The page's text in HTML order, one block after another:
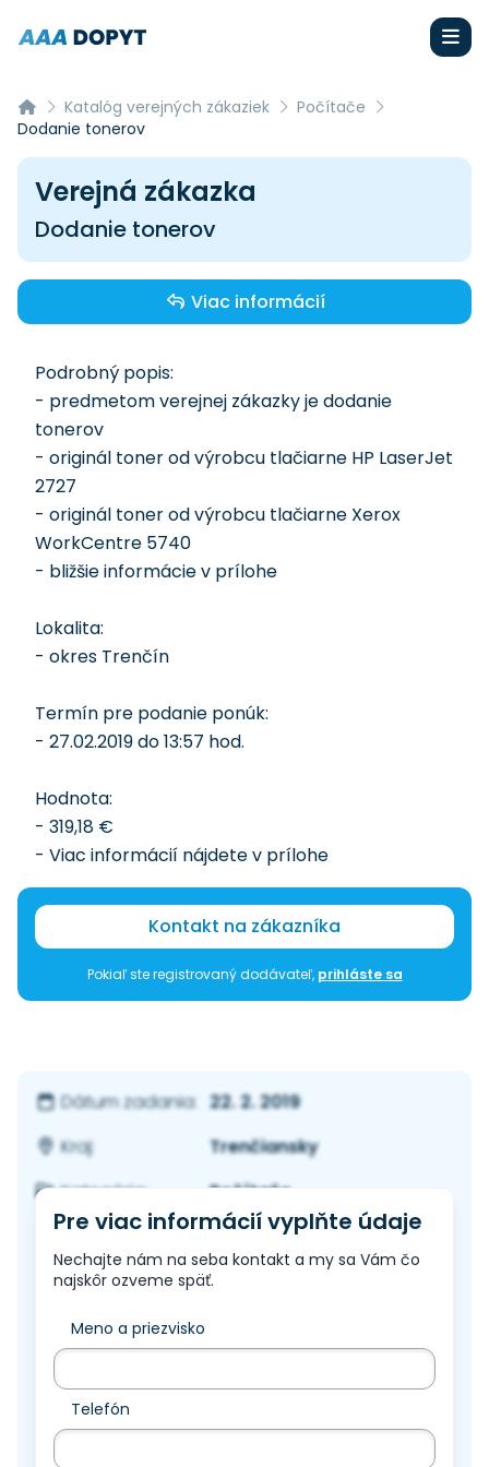
Katalóg verejných zákaziek
Počítače
Dodanie tonerov
Verejná zákazka
Dodanie tonerov
Viac informácií
Podrobný popis:
- predmetom verejnej zákazky je dodanie
tonerov
- originál toner od výrobcu tlačiarne HP LaserJet
2727
- originál toner od výrobcu tlačiarne Xerox
WorkCentre 5740
- bližšie informácie v prílohe
Lokalita:
- okres Trenčín
Termín pre podanie ponúk:
- 27.02.2019 do 13:57 hod.
Hodnota:
- 319,18 €
- Viac informácií nájdete v prílohe
Kontakt na zákazníka
Pokiaľ ste registrovaný dodávateľ, prihláste sa
Dátum zadania: 22. 2. 2019
Kraj:
Trenčiansky
Kategória:
Počítače
Pre viac informácií vyplňte údaje
Nechajte nám na seba kontakt a my sa Vám čo
najskôr ozveme späť.
Meno a priezvisko
Telefón